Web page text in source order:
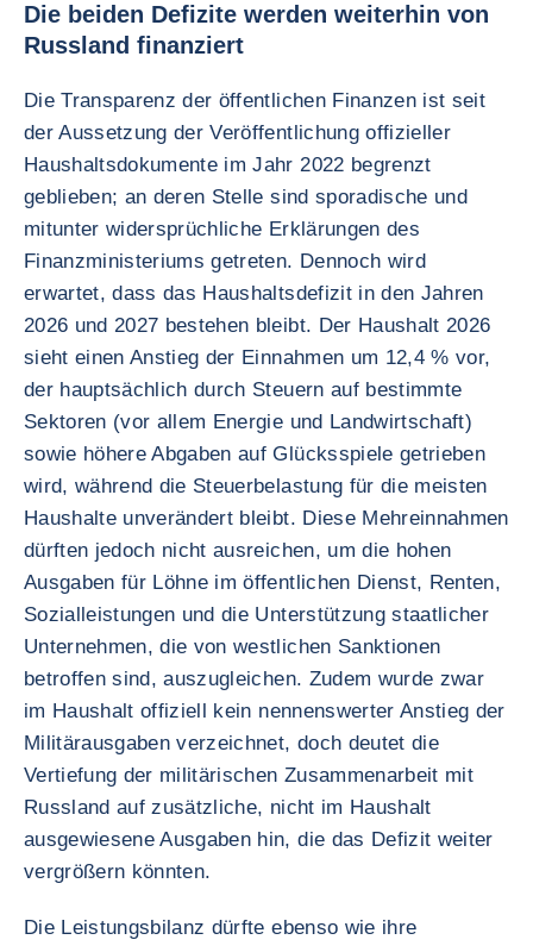
Die beiden Defizite werden weiterhin von
Russland finanziert
Die Transparenz der öffentlichen Finanzen ist seit
der Aussetzung der Veröffentlichung offizieller
Haushaltsdokumente im Jahr 2022 begrenzt
geblieben; an deren Stelle sind sporadische und
mitunter widersprüchliche Erklärungen des
Finanzministeriums getreten. Dennoch wird
erwartet, dass das Haushaltsdefizit in den Jahren
2026 und 2027 bestehen bleibt. Der Haushalt 2026
sieht einen Anstieg der Einnahmen um 12,4 % vor,
der hauptsächlich durch Steuern auf bestimmte
Sektoren (vor allem Energie und Landwirtschaft)
sowie höhere Abgaben auf Glücksspiele getrieben
wird, während die Steuerbelastung für die meisten
Haushalte unverändert bleibt. Diese Mehreinnahmen
dürften jedoch nicht ausreichen, um die hohen
Ausgaben für Löhne im öffentlichen Dienst, Renten,
Sozialleistungen und die Unterstützung staatlicher
Unternehmen, die von westlichen Sanktionen
betroffen sind, auszugleichen. Zudem wurde zwar
im Haushalt offiziell kein nennenswerter Anstieg der
Militärausgaben verzeichnet, doch deutet die
Vertiefung der militärischen Zusammenarbeit mit
Russland auf zusätzliche, nicht im Haushalt
ausgewiesene Ausgaben hin, die das Defizit weiter
vergrößern könnten.
Die Leistungsbilanz dürfte ebenso wie ihre